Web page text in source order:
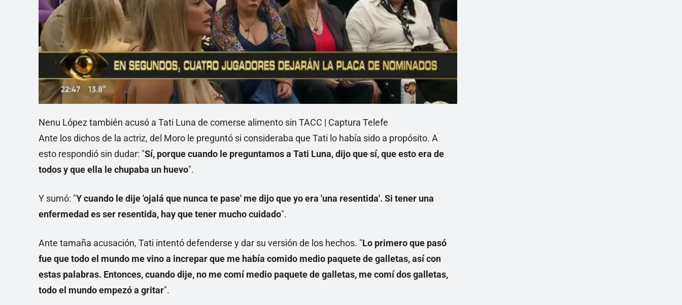
Nenu López también acusó a Tati Luna de comerse alimento sin TACC | Captura Telefe
Ante los dichos de la actriz, del Moro le preguntó si consideraba que Tati lo había sido a propósito. A
esto respondió sin dudar: "Sí, porque cuando le preguntamos a Tati Luna, dijo que sí, que esto era de
todos y que ella le chupaba un huevo".
Y sumó: "Y cuando le dije 'ojalá que nunca te pase' me dijo que yo era 'una resentida'. Si tener una
enfermedad es ser resentida, hay que tener mucho cuidado".
Ante tamaña acusación, Tati intentó defenderse y dar su versión de los hechos. "Lo primero que pasó
fue que todo el mundo me vino a increpar que me había comido medio paquete de galletas, así con
estas palabras. Entonces, cuando dije, no me comí medio paquete de galletas, me comí dos galletas,
todo el mundo empezó a gritar".